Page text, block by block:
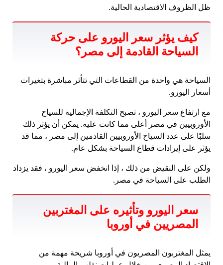
ظل الظروف الاقتصادية الحالية.
كيف يؤثر سعر اليورو على حركة
السياحة القادمة إلى مصر؟
السياحة هي واحدة من القطاعات التي تتأثر مباشرة بتغيرات
أسعار اليورو.
مع ارتفاع سعر اليورو ، تصبح التكلفة الإجمالية للسياح
الأوروبيين في مصر أعلى مما كانت عليه. يمكن أن يؤثر ذلك
سلبًا على عدد السياح الأوروبيين القادمين إلى مصر ، مما قد
يؤثر على إيرادات قطاع السياحة بشكل عام.
ولكن على النقيض من ذلك ، إذا انخفض سعر اليورو ، فقد يزداد
الطلب على السياحة في مصر.
سعر اليورو وتأثيره على المغتربين
المصريين في أوروبا
يمثل المغتربون المصريون في أوروبا شريحة مهمة من